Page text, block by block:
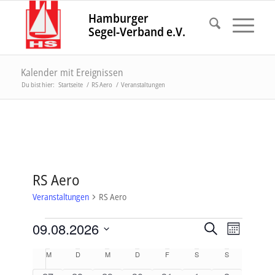
Hamburger
Segel-Verband e.V.
Kalender mit Ereignissen
Du bist hier: Startseite / RS Aero / Veranstaltungen
RS Aero
Veranstaltungen RS Aero
Veranstaltungen
Suche
und
SucheMonat
09.08.2026
wählen.
Kalender
M MONTAG
D DIENSTAG
M MITTWOCH
D DONNERSTAG
F FREITAG
S SAMSTAG
S